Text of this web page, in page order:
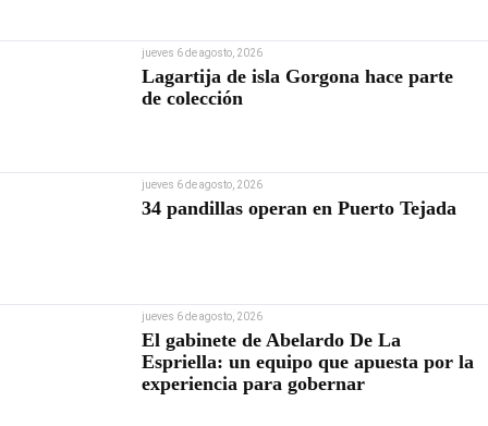
jueves 6 de agosto, 2026
Lagartija de isla Gorgona hace parte
de colección
jueves 6 de agosto, 2026
34 pandillas operan en Puerto Tejada
jueves 6 de agosto, 2026
El gabinete de Abelardo De La
Espriella: un equipo que apuesta por la
experiencia para gobernar